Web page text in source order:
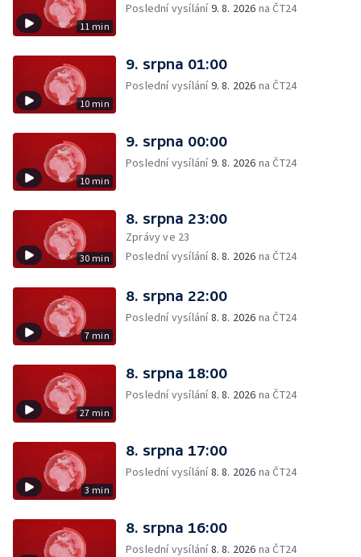
11 min
Poslední vysílání9. 8. 2026 na ČT24
10 min
9. srpna 01:00
Poslední vysílání9. 8. 2026 na ČT24
10 min
9. srpna 00:00
Poslední vysílání9. 8. 2026 na ČT24
30 min
8. srpna 23:00
Zprávy ve 23
Poslední vysílání8. 8. 2026 na ČT24
7 min
8. srpna 22:00
Poslední vysílání8. 8. 2026 na ČT24
27 min
8. srpna 18:00
Poslední vysílání8. 8. 2026 na ČT24
3 min
8. srpna 17:00
Poslední vysílání8. 8. 2026 na ČT24
8. srpna 16:00
Poslední vysílání8. 8. 2026 na ČT24